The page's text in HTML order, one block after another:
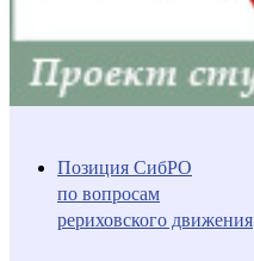
Позиция СибРО
по вопросам
рериховского движения